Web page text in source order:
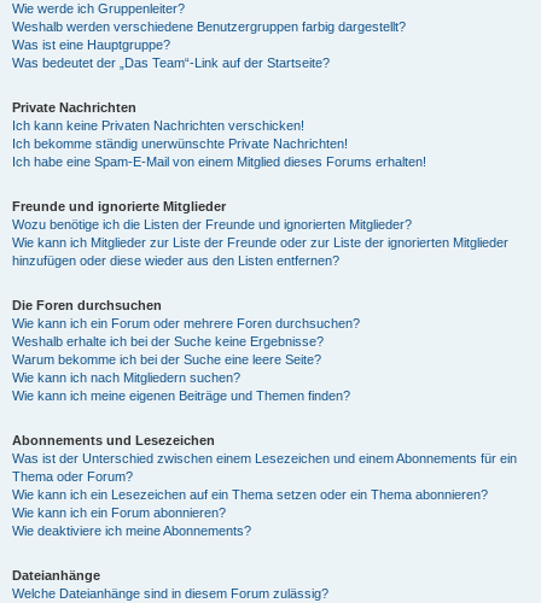
Wie werde ich Gruppenleiter?
Weshalb werden verschiedene Benutzergruppen farbig dargestellt?
Was ist eine Hauptgruppe?
Was bedeutet der „Das Team“-Link auf der Startseite?
Private Nachrichten
Ich kann keine Privaten Nachrichten verschicken!
Ich bekomme ständig unerwünschte Private Nachrichten!
Ich habe eine Spam-E-Mail von einem Mitglied dieses Forums erhalten!
Freunde und ignorierte Mitglieder
Wozu benötige ich die Listen der Freunde und ignorierten Mitglieder?
Wie kann ich Mitglieder zur Liste der Freunde oder zur Liste der ignorierten Mitglieder
hinzufügen oder diese wieder aus den Listen entfernen?
Die Foren durchsuchen
Wie kann ich ein Forum oder mehrere Foren durchsuchen?
Weshalb erhalte ich bei der Suche keine Ergebnisse?
Warum bekomme ich bei der Suche eine leere Seite?
Wie kann ich nach Mitgliedern suchen?
Wie kann ich meine eigenen Beiträge und Themen finden?
Abonnements und Lesezeichen
Was ist der Unterschied zwischen einem Lesezeichen und einem Abonnements für ein
Thema oder Forum?
Wie kann ich ein Lesezeichen auf ein Thema setzen oder ein Thema abonnieren?
Wie kann ich ein Forum abonnieren?
Wie deaktiviere ich meine Abonnements?
Dateianhänge
Welche Dateianhänge sind in diesem Forum zulässig?